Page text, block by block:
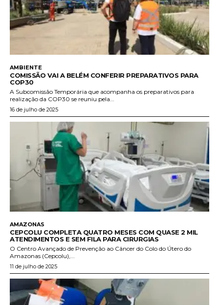
AMBIENTE
COMISSÃO VAI A BELÉM CONFERIR PREPARATIVOS PARA
COP30
A Subcomissão Temporária que acompanha os preparativos para
realização da COP30 se reuniu pela...
16 de julho de 2025
AMAZONAS
CEPCOLU COMPLETA QUATRO MESES COM QUASE 2 MIL
ATENDIMENTOS E SEM FILA PARA CIRURGIAS
O Centro Avançado de Prevenção ao Câncer do Colo do Útero do
Amazonas (Cepcolu),...
11 de julho de 2025